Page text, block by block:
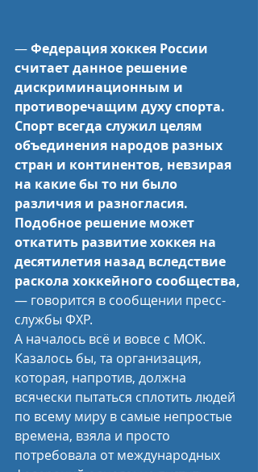
— Федерация хоккея России
считает данное решение
дискриминационным и
противоречащим духу спорта.
Спорт всегда служил целям
объединения народов разных
стран и континентов, невзирая
на какие бы то ни было
различия и разногласия.
Подобное решение может
откатить развитие хоккея на
десятилетия назад вследствие
раскола хоккейного сообщества,
— говорится в сообщении пресс-
службы ФХР.
А началось всё и вовсе с МОК.
Казалось бы, та организация,
которая, напротив, должна
всячески пытаться сплотить людей
по всему миру в самые непростые
времена, взяла и просто
потребовала от международных